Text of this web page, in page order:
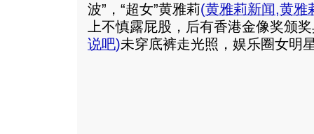
波”，“超女”黄雅莉(黄雅莉新闻,黄雅
上不慎露屁股，后有香港金像奖颁
说吧)未穿底裤走光照，娱乐圈女明